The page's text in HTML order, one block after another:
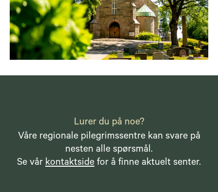
Lurer du på noe?
Våre regionale pilegrimssentre kan svare på
nesten alle spørsmål.
Se vår kontaktside for å finne aktuelt senter.